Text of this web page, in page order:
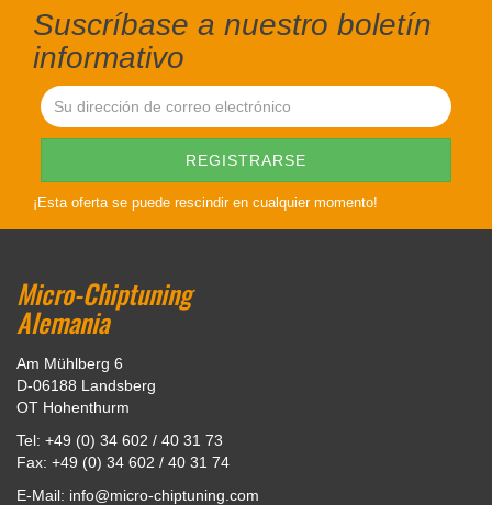
Suscríbase a nuestro boletín
informativo
¡Esta oferta se puede rescindir en cualquier momento!
Micro-Chiptuning
Alemania
Am Mühlberg 6
D-06188 Landsberg
OT Hohenthurm
Tel: +49 (0) 34 602 / 40 31 73
Fax: +49 (0) 34 602 / 40 31 74
E-Mail: info@micro-chiptuning.com